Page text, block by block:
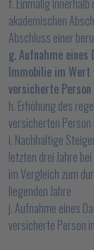
f. Einmalig
akademischen
Abschluss einer
g. Aufnahme
Immobilie im Wert
versicherte Person
h. Erhöhung des
versicherten Person
i. Nachhaltige
letzten drei Jahre
im Vergleich zum
liegenden Jahre
j. Aufnahme eines
versicherte Person